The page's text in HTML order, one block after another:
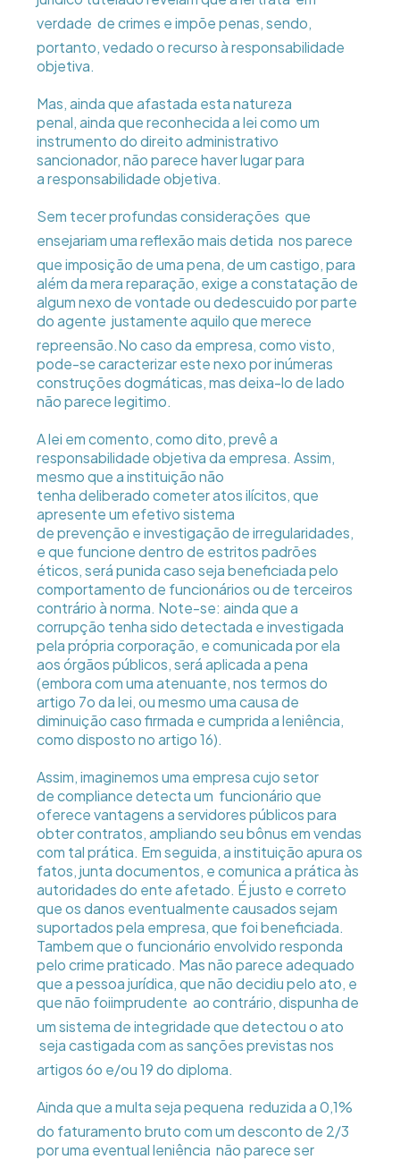
verdade  de crimes e impõe penas, sendo,
portanto, vedado o recurso à responsabilidade
objetiva.
Mas, ainda que afastada esta natureza
penal, ainda que reconhecida a lei como um
instrumento do direito administrativo
sancionador, não parece haver lugar para
a responsabilidade objetiva.
Sem tecer profundas considerações  que
ensejariam uma reflexão mais detida  nos parece
que imposição de uma pena, de um castigo, para
além da mera reparação, exige a constatação de
algum nexo de vontade ou dedescuido por parte
do agente  justamente aquilo que merece
repreensão.No caso da empresa, como visto,
pode-se caracterizar este nexo por inúmeras
construções dogmáticas, mas deixa-lo de lado
não parece legitimo.
A lei em comento, como dito, prevê a
responsabilidade objetiva da empresa. Assim,
mesmo que a instituição não
tenha deliberado cometer atos ilícitos, que
apresente um efetivo sistema
de prevenção e investigação de irregularidades,
e que funcione dentro de estritos padrões
éticos, será punida caso seja beneficiada pelo
comportamento de funcionários ou de terceiros
contrário à norma. Note-se: ainda que a
corrupção tenha sido detectada e investigada
pela própria corporação, e comunicada por ela
aos órgãos públicos, será aplicada a pena
(embora com uma atenuante, nos termos do
artigo 7o da lei, ou mesmo uma causa de
diminuição caso firmada e cumprida a leniência,
como disposto no artigo 16).
Assim, imaginemos uma empresa cujo setor
de compliance detecta um funcionário que
oferece vantagens a servidores públicos para
obter contratos, ampliando seu bônus em vendas
com tal prática. Em seguida, a instituição apura os
fatos, junta documentos, e comunica a prática às
autoridades do ente afetado. É justo e correto
que os danos eventualmente causados sejam
suportados pela empresa, que foi beneficiada.
Tambem que o funcionário envolvido responda
pelo crime praticado. Mas não parece adequado
que a pessoa jurídica, que não decidiu pelo ato, e
que não foiimprudente  ao contrário, dispunha de
um sistema de integridade que detectou o ato
 seja castigada com as sanções previstas nos
artigos 6o e/ou 19 do diploma.
Ainda que a multa seja pequena  reduzida a 0,1%
do faturamento bruto com um desconto de 2/3
por uma eventual leniência  não parece ser